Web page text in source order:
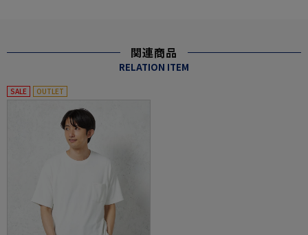
関連商品
RELATION ITEM
SALE OUTLET